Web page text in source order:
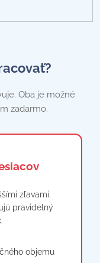
textov.
so svojimi
Oba je možné
zadarmo.
zľavami.
pravidelný
objemu